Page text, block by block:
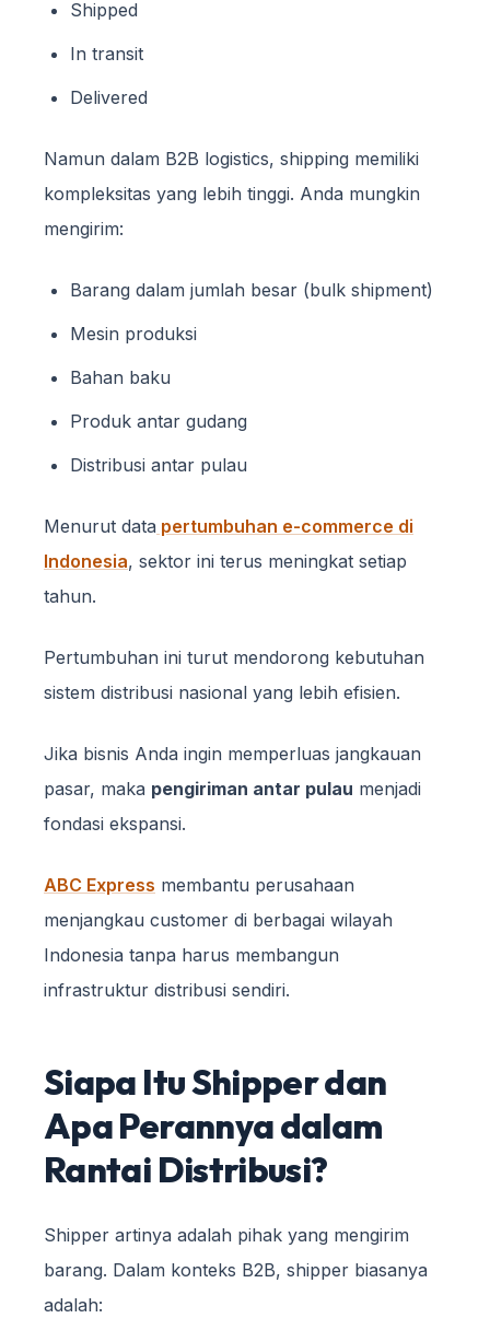
Shipped
In transit
Delivered
Namun dalam B2B logistics, shipping memiliki
kompleksitas yang lebih tinggi. Anda mungkin
mengirim:
Barang dalam jumlah besar (bulk shipment)
Mesin produksi
Bahan baku
Produk antar gudang
Distribusi antar pulau
Menurut data pertumbuhan e-commerce di
Indonesia, sektor ini terus meningkat setiap
tahun.
Pertumbuhan ini turut mendorong kebutuhan
sistem distribusi nasional yang lebih efisien.
Jika bisnis Anda ingin memperluas jangkauan
pasar, maka pengiriman antar pulau menjadi
fondasi ekspansi.
ABC Express membantu perusahaan
menjangkau customer di berbagai wilayah
Indonesia tanpa harus membangun
infrastruktur distribusi sendiri.
Siapa Itu Shipper dan
Apa Perannya dalam
Rantai Distribusi?
Shipper artinya adalah pihak yang mengirim
barang. Dalam konteks B2B, shipper biasanya
adalah: